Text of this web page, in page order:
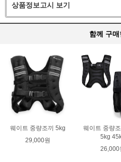
상품정보고시 보기
함께 구
웨이트 중량조끼 5kg
29,000원
웨이트 중량
5kg
26,000